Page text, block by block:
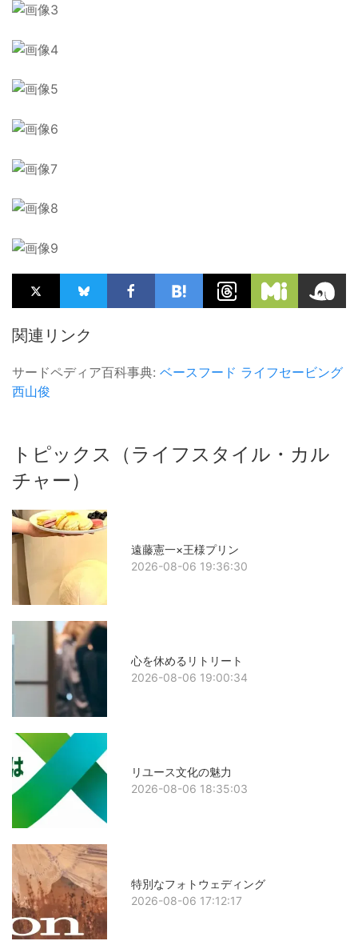
関連リンク
サードペディア百科事典: ベースフード ライフセービング
西山俊
トピックス（ライフスタイル・カル
チャー）
遠藤憲一×王様プリン
2026-08-06 19:36:30
心を休めるリトリート
2026-08-06 19:00:34
リユース文化の魅力
2026-08-06 18:35:03
特別なフォトウェディング
2026-08-06 17:12:17